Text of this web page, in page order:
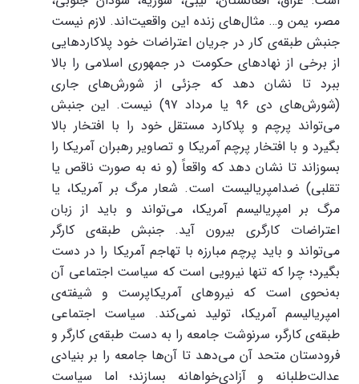
مصر، یمن و… مثال‌های زنده این واقعیت‌اند. لازم نیست
جنبش طبقه‌ی کار در جریان اعتراضات خود پلاکاردهایی
از برخی از نهادهای حکومت در جمهوری اسلامی را بالا
ببرد تا نشان دهد که جزئی از شورش‌های جاری
(شورش‌های دی ۹۶ یا مرداد ۹۷) نیست. این جنبش
می‌تواند پرچم و پلاکارد مستقل خود را با افتخار بالا
بگیرد و با افتخار پرچم آمریکا و تصاویر رهبران آمریکا را
بسوزاند تا نشان دهد که واقعاً (و نه به صورت ناقص یا
تقلبی) ضدامپریالیست است. شعار مرگ بر آمریکا، یا
مرگ بر امپریالیسم آمریکا، می‌تواند و باید از زبان
اعتراضات کارگری بیرون آید. جنبش طبقه‌ی کارگر
می‌تواند و باید پرچم مبارزه با تهاجم آمریکا را در دست
بگیرد؛ چرا که تنها نیرویی است که سیاست اجتماعی آن
به‌نحوی است که نیروهای آمریکاپرست و شیفته‌ی
امپریالیسم آمریکا، تولید نمی‌کند. سیاست اجتماعی
طبقه‌ی کارگر، سرنوشت جامعه را به دست طبقه‌ی کارگر و
فرودستان متحد آن می‌دهد تا آن‌ها جامعه را بر بنیادی
عدالت‌طلبانه و آزادی‌خواهانه بسازند؛ اما سیاست